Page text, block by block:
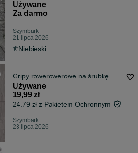
Używane
Za darmo
Szymbark
21 lipca 2026
Niebieski
Gripy rowerowerowe na śrubkę
Używane
19,99 zł
24,79 zł z Pakietem Ochronnym
Szymbark
23 lipca 2026